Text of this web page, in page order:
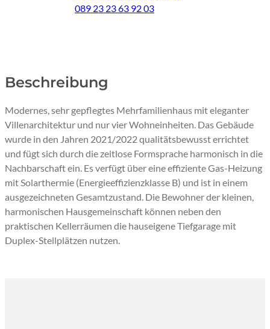
Beschreibung
Modernes, sehr gepflegtes Mehrfamilienhaus mit eleganter
Villenarchitektur und nur vier Wohneinheiten. Das Gebäude
wurde in den Jahren 2021/2022 qualitätsbewusst errichtet
und fügt sich durch die zeitlose Formsprache harmonisch in die
Nachbarschaft ein. Es verfügt über eine effiziente Gas-Heizung
mit Solarthermie (Energieeffizienzklasse B) und ist in einem
ausgezeichneten Gesamtzustand. Die Bewohner der kleinen,
harmonischen Hausgemeinschaft können neben den
praktischen Kellerräumen die hauseigene Tiefgarage mit
Duplex-Stellplätzen nutzen.
089 23 23 63 92 03